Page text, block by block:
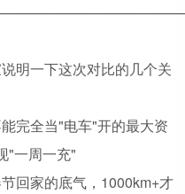
明一下这次对比的几个关
完全当"电车"开的最大资
"一周一充"
回家的底气，1000km+才